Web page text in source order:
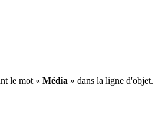
le mot « Média » dans la ligne d'objet.